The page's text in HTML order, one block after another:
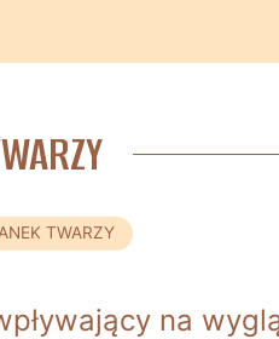
TWARZY
na